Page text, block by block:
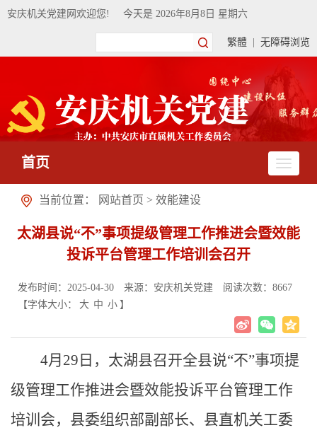
安庆机关党建网欢迎您! 今天是 2026年8月8日 星期六
繁體 无障碍浏览
首页
当前位置： 网站首页 > 效能建设
太湖县说“不”事项提级管理工作推进会暨效能
投诉平台管理工作培训会召开
发布时间：2025-04-30 来源：安庆机关党建 阅读次数： 8667
【字体大小：
大 中 小 】
4月29日，太湖县召开全县说“不”事项提
级管理工作推进会暨效能投诉平台管理工作
培训会，县委组织部副部长、县直机关工委